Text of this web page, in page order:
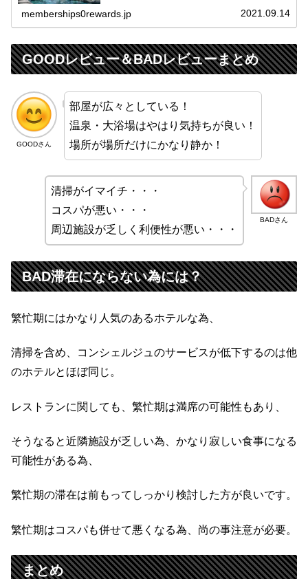
memberships0rewards.jp 2021.09.14
GOODレビュー＆BADレビューまとめ
GOODさん
部屋が広々としている！
温泉・大浴場はやはり気持ちが良い！
場所が場所だけにかなり静か！
BADさん
清掃がイマイチ・・・
コスパが悪い・・・
周辺施設が乏しく利便性が悪い・・・
BAD滞在にならない為には？
繁忙期にはかなり人気のあるホテルな為、
清掃を含め、コンシェルジュのサービスが低下するのは他
のホテルとほぼ同じ。
レストランに関しても、繁忙期は満席の可能性もあり、
そうなると近隣施設が乏しい為、かなり寂しい食事になる
可能性がある為、
繁忙期の滞在は前もってしっかり検討した方が良いです。
繁忙期はコスパも併せて悪くなる為、尚の事注意が必要。
まとめ